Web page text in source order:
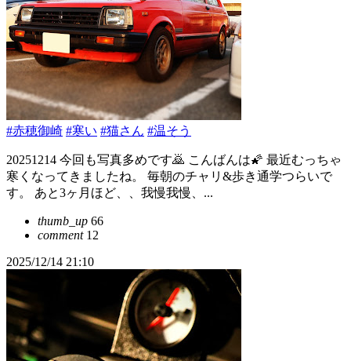
#赤穂御崎 #寒い #猫さん #温そう
20251214 今回も写真多めです🙇 こんばんは🌠 最近むっちゃ
寒くなってきましたね。 毎朝のチャリ&歩き通学つらいで
す。 あと3ヶ月ほど、、我慢我慢、...
thumb_up 66
comment12
2025/12/14 21:10